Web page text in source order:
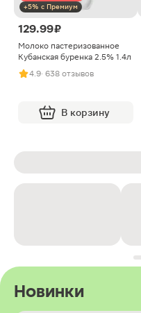
+5% с Премиум
129.99 ₽
Молоко пастеризованное
Кубанская буренка 2.5% 1.4л
4.9· 638 отзывов
В корзину
Новинки